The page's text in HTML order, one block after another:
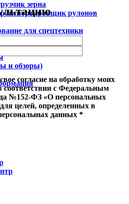
зерна
рулонов
для спецтехники
и обзоры)
согласие на обработку моих
с Федеральным
№152-ФЗ «О персональных
целей, определенных в
данных *